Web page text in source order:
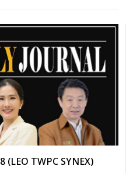
TWPC SYNEX)